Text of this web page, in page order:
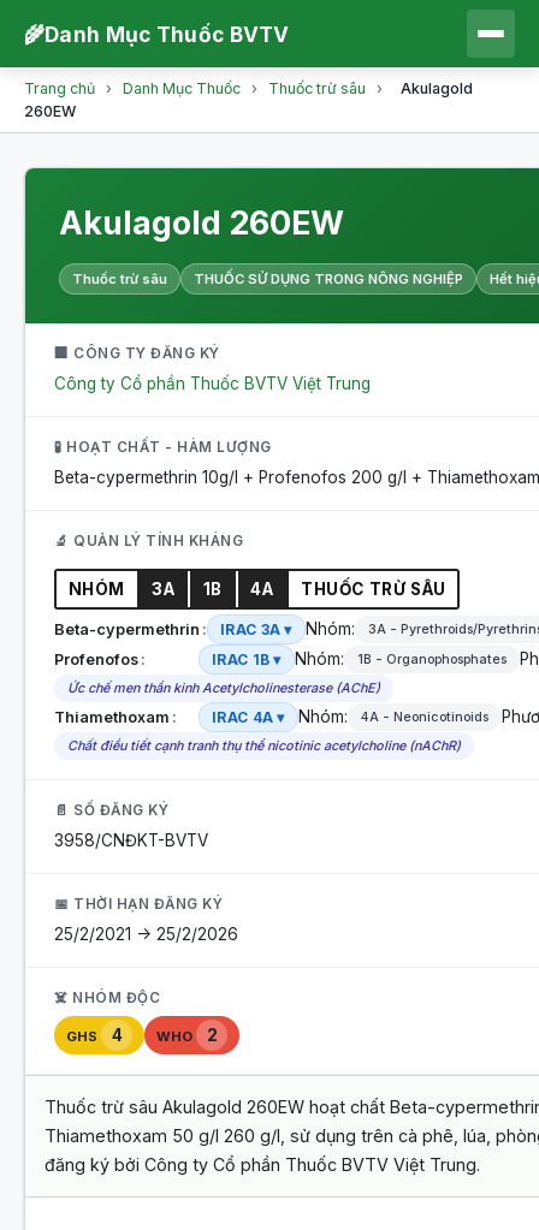
🌾Danh Mục Thuốc BVTV
Trang chủ › Danh Mục Thuốc › Thuốc trừ sâu ›
Akulagold
260EW
Akulagold 260EW
Thuốc trừ sâu THUỐC SỬ DỤNG TRONG NÔNG NGHIỆP Hết
🏢 CÔNG TY ĐĂNG KÝ
Công ty Cổ phần Thuốc BVTV Việt Trung
🧪 HOẠT CHẤT - HÀM LƯỢNG
Beta-cypermethrin 10g/l + Profenofos 200 g/l +
🔬 QUẢN LÝ TÍNH KHÁNG
NHÓM 3A 1B 4A THUỐC TRỪ SÂU
Beta-cypermethrin IRAC 3A ▾ Nhóm: 3A - Pyrethroids/
Profenofos IRAC 1B ▾ Nhóm: 1B - Organophosphates
Ức chế men thần kinh Acetylcholinesterase (AChE)
Thiamethoxam IRAC 4A ▾ Nhóm: 4A - Neonicotinoids
Chất điều tiết cạnh tranh thụ thể nicotinic acetylcholine (nAChR)
📄 SỐ ĐĂNG KÝ
3958/CNĐKT-BVTV
📅 THỜI HẠN ĐĂNG KÝ
25/2/2021 -> 25/2/2026
☠️ NHÓM ĐỘC
GHS 4 WHO 2
Thuốc trừ sâu Akulagold 260EW hoạt chất Beta-
Thiamethoxam 50 g/l 260 g/l, sử dụng trên cà phê, lúa,
đăng ký bởi Công ty Cổ phần Thuốc BVTV Việt Trung.